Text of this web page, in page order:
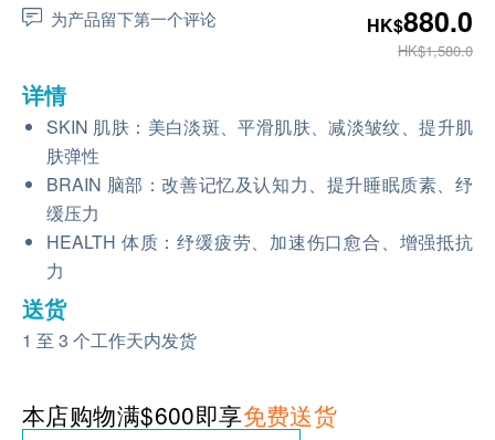
为产品留下第一个评论 HK$880.0
HK$1,580.0
详情
SKIN 肌肤：美白淡斑、平滑肌肤、减淡皱纹、提升肌
肤弹性
BRAIN 脑部：改善记忆及认知力、提升睡眠质素、纾
缓压力
HEALTH 体质：纾缓疲劳、加速伤口愈合、增强抵抗
力
送货
1 至 3 个工作天内发货
本店购物满$600即享免费送货